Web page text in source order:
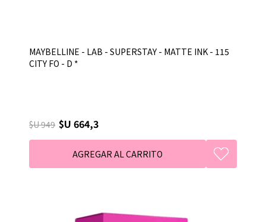
MAYBELLINE - LAB - SUPERSTAY - MATTE INK - 115
CITY FO - D *
$U 949 $U 664,3